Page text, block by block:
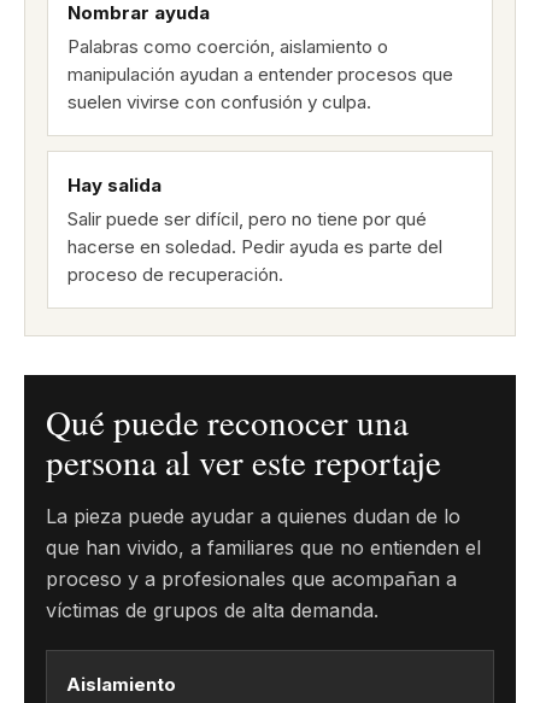
Nombrar ayuda
Palabras como coerción, aislamiento o
manipulación ayudan a entender procesos que
suelen vivirse con confusión y culpa.
Hay salida
Salir puede ser difícil, pero no tiene por qué
hacerse en soledad. Pedir ayuda es parte del
proceso de recuperación.
Qué puede reconocer una
persona al ver este reportaje
La pieza puede ayudar a quienes dudan de lo
que han vivido, a familiares que no entienden el
proceso y a profesionales que acompañan a
víctimas de grupos de alta demanda.
Aislamiento